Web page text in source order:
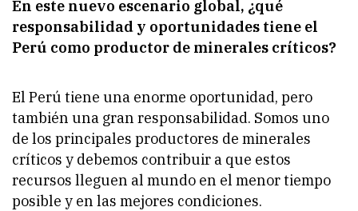
En este nuevo escenario global, ¿qué
responsabilidad y oportunidades tiene el
Perú como productor de minerales críticos?
El Perú tiene una enorme oportunidad, pero
también una gran responsabilidad. Somos uno
de los principales productores de minerales
críticos y debemos contribuir a que estos
recursos lleguen al mundo en el menor tiempo
posible y en las mejores condiciones.